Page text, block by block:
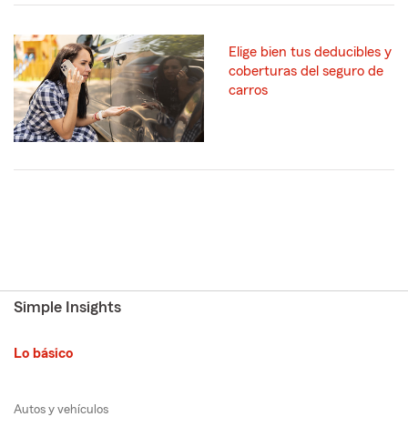
Elige bien tus deducibles y
coberturas del seguro de
carros
Simple Insights
Lo básico
Autos y vehículos